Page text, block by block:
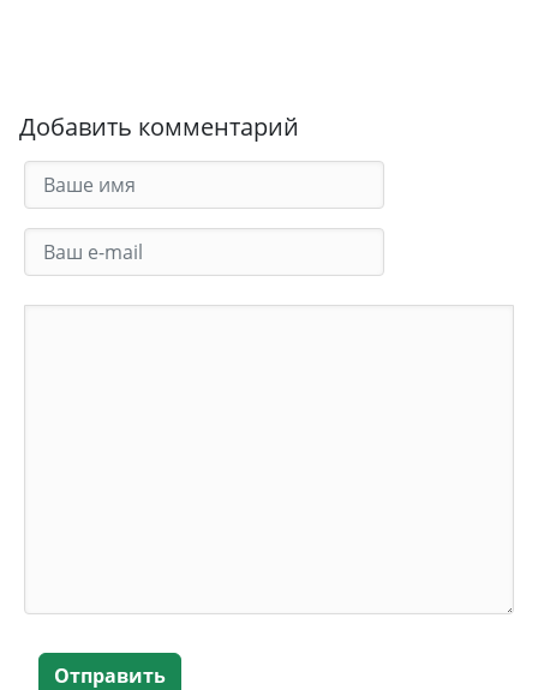
Добавить комментарий
Отправить